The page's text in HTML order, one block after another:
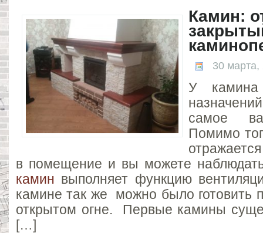
Камин:
30
У
самое
Помимо
в помещение и вы можете
камин выполняет функцию
камине так же можно было готовить
открытом огне. Первые камины
[…]